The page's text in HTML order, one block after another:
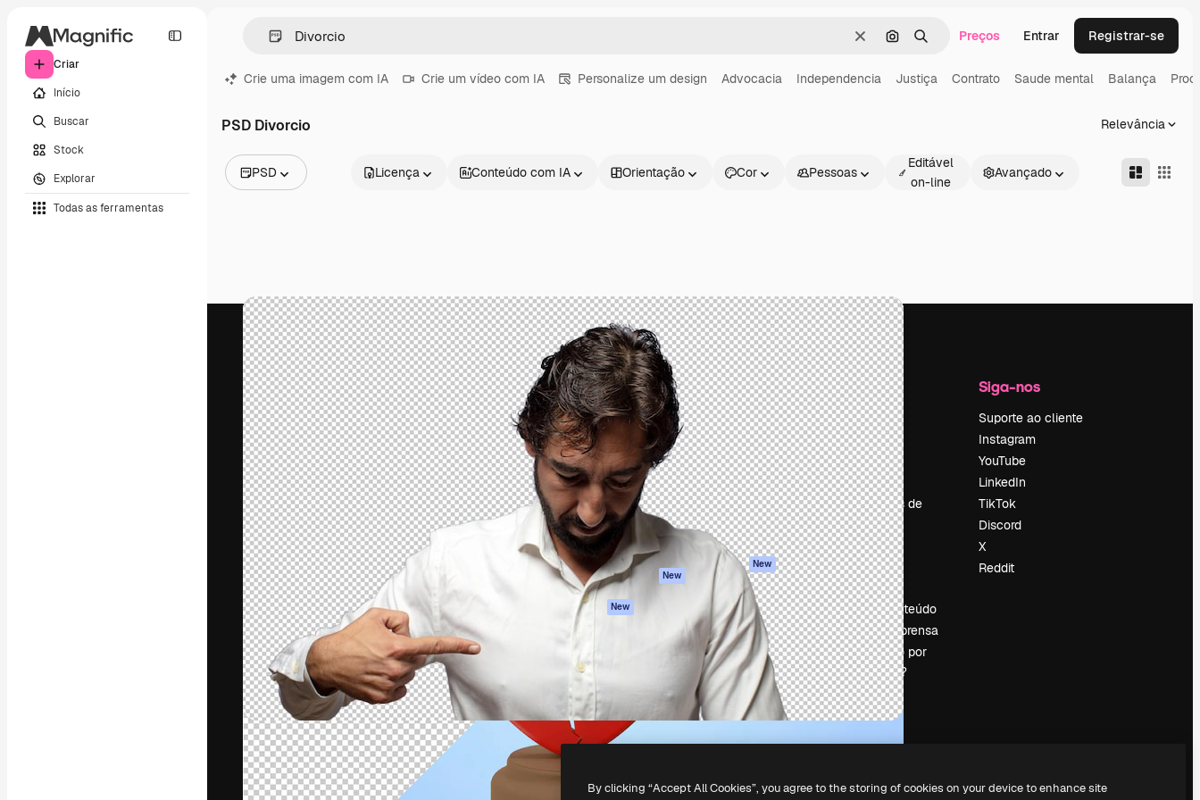
Criar
Início
Buscar
Stock
Explorar
Todas as ferramentas
LimparPesquisar por imagem
BuscarPreços Entrar Registrar-se
Crie uma imagem com IA Crie um vídeo com IA Personalize um design Advocacia Independencia Justiça Contrato Saude mental Balança
PSD Divorcio Relevância
PSD
Vídeos
Clipes de vídeo
Animações
Modelos de vídeos
Ícones
Modelos 3D
Fontes
Licença Conteúdo com IA Orientação Cor Pessoas
Editável
on-line
Avançado
A plataforma criativa para você direcionar
seu melhor trabalho. Mais de 1 milhão de
assinantes entre criativos, empresas,
agências e estúdios.
Português
Produtos
Spaces
Assistente de IA
Gerador de
imagens
Gerador de vídeos
Texto para voz
Conteúdo de stock
MCP para
Claude/ChatGPT
New
Agentes New
API
App móvel
Todas as
ferramentas
Começar
Academy
Documentação
Atendimento
Termos e
condições
Política de
privacidade
Originais New
Política de cookies
Central de
confiabilidade
Afiliados
Empresas
Empresa
Preços
Sobre nós
Reviews
Emprego
Tendências de
pesquisa
Blog
Eventos
Slidesgo
Vender conteúdo
Sala de imprensa
Procurando por
magnific.ai?
Siga-nos
Suporte ao cliente
Instagram
YouTube
LinkedIn
TikTok
Discord
X
Reddit
Copyright © 2010-2026Freepik Company S.L.U. Todos os direitos reservados.
By clicking “Accept All Cookies”, you agree to the storing of cookies on your device to enhance site